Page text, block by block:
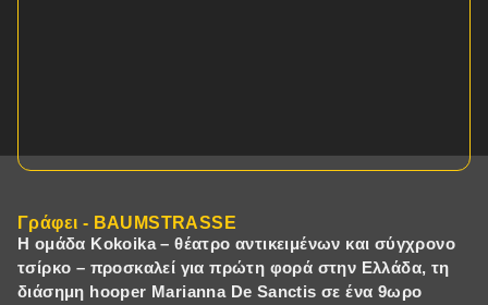
Γράφει - BAUMSTRASSE
Η ομάδα Kokoika – θέατρο αντικειμένων και σύγχρονο
τσίρκο – προσκαλεί για πρώτη φορά στην Ελλάδα, τη
διάσημη hooper Marianna De Sanctis σε ένα 9ωρο